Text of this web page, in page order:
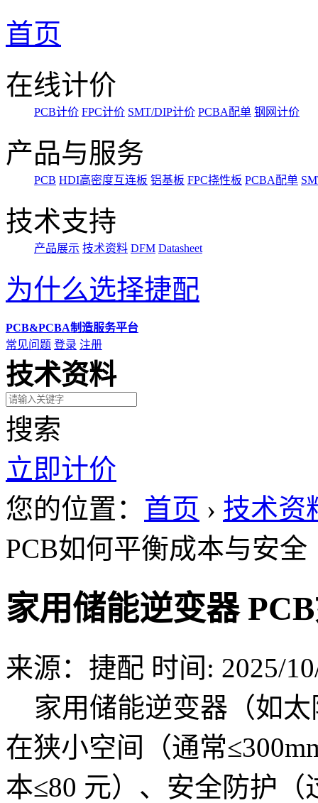
首页
在线计价
PCB计价 FPC计价 SMT/DIP计价 PCBA配单 钢网计价
产品与服务
PCB HDI高密度互连板 铝基板 FPC挠性板 PCBA配单
技术支持
产品展示 技术资料 DFM Datasheet
为什么选择捷配
PCB&PCBA制造服务平台
常见问题 登录 注册
技术资料
搜索
立即计价
您的位置： 首页 › 技术资
PCB如何平衡成本与安全
家用储能逆变器
来源：捷配 时间: 2025/
家用储能逆变器（如太
在狭小空间（通常
本≤80 元）、安全防护